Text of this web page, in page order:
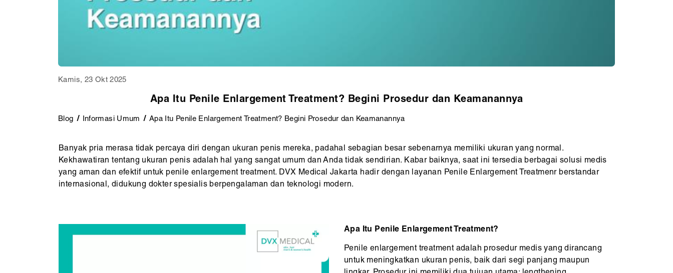
Kamis, 23 Okt 2025
Apa Itu Penile Enlargement Treatment? Begini Prosedur dan Keamanannya
Blog Informasi Umum Apa Itu Penile Enlargement Treatment? Begini Prosedur dan Keamanannya
Banyak pria merasa tidak percaya diri dengan ukuran penis mereka, padahal sebagian besar sebenarnya memiliki ukuran yang normal.
Kekhawatiran tentang ukuran penis adalah hal yang sangat umum dan Anda tidak sendirian. Kabar baiknya, saat ini tersedia berbagai solusi medis
yang aman dan efektif untuk penile enlargement treatment. DVX Medical Jakarta hadir dengan layanan Penile Enlargement Treatmenr berstandar
internasional, didukung dokter spesialis berpengalaman dan teknologi modern.
Apa Itu Penile Enlargement Treatment?
Penile enlargement treatment adalah prosedur medis yang dirancang
untuk meningkatkan ukuran penis, baik dari segi panjang maupun